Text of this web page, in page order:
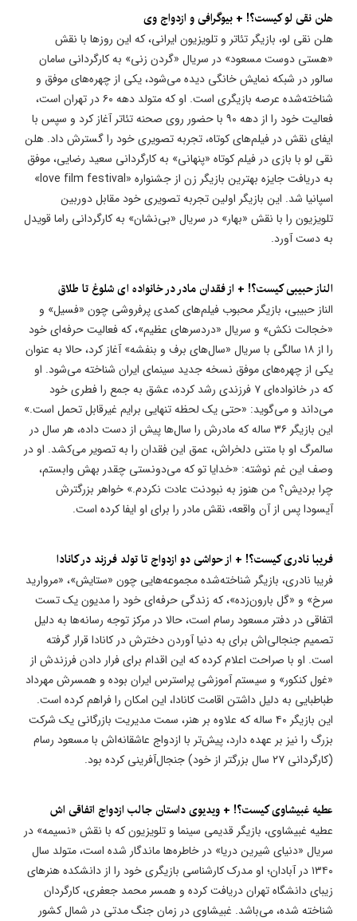
هلن نقی لو کیست؟! + بیوگرافی و ازدواج وی
هلن نقی لو، بازیگر تئاتر و تلویزیون ایرانی، که این روزها با نقش
«هستی دوست مسعود» در سریال «گردن زنی» به کارگردانی سامان
سالور در شبکه نمایش خانگی دیده می‌شود، یکی از چهره‌های موفق و
شناخته‌شده عرصه بازیگری است. او که متولد دهه ۶۰ در تهران است،
فعالیت خود را از دهه ۹۰ با حضور روی صحنه تئاتر آغاز کرد و سپس با
ایفای نقش در فیلم‌های کوتاه، تجربه تصویری خود را گسترش داد. هلن
نقی لو با بازی در فیلم کوتاه «پنهانی» به کارگردانی سعید رضایی، موفق
به دریافت جایزه بهترین بازیگر زن از جشنواره «love film festival»
اسپانیا شد. این بازیگر اولین تجربه تصویری خود مقابل دوربین
تلویزیون را با نقش «بهار» در سریال «بی‌نشان» به کارگردانی راما قویدل
به دست آورد.
الناز حبیبی کیست؟! + از فقدان مادر در خانواده ای شلوغ تا طلاق
الناز حبیبی، بازیگر محبوب فیلم‌های کمدی پرفروشی چون «فسیل» و
«خجالت نکش» و سریال «دردسرهای عظیم»، که فعالیت حرفه‌ای خود
را از ۱۸ سالگی با سریال «سال‌های برف و بنفشه» آغاز کرد، حالا به عنوان
یکی از چهره‌های موفق نسخه جدید سینمای ایران شناخته می‌شود. او
که در خانواده‌ای ۷ فرزندی رشد کرده، عشق به جمع را فطری خود
می‌داند و می‌گوید: «حتی یک لحظه تنهایی برایم غیرقابل تحمل است.»
این بازیگر ۳۶ ساله که مادرش را سال‌ها پیش از دست داده، هر سال در
سالمرگ او با متنی دلخراش، عمق این فقدان را به تصویر می‌کشد. او در
وصف این غم نوشته: «خدایا تو که می‌دونستی چقدر بهش وابستم،
چرا بردیش؟ من هنوز به نبودنت عادت نکردم.» خواهر بزرگترش
آیسودا پس از آن واقعه، نقش مادر را برای او ایفا کرده است.
فریبا نادری کیست؟! + از حواشی دو ازدواج تا تولد فرزند در کانادا
فریبا نادری، بازیگر شناخته‌شده مجموعه‌هایی چون «ستایش»، «مروارید
سرخ» و «گل بارون‌زده»، که زندگی حرفه‌ای خود را مدیون یک تست
اتفاقی در دفتر مسعود رسام است، حالا در مرکز توجه رسانه‌ها به دلیل
تصمیم جنجالی‌اش برای به دنیا آوردن دخترش در کانادا قرار گرفته
است. او با صراحت اعلام کرده که این اقدام برای فرار دادن فرزندش از
«غول کنکور» و سیستم آموزشی پراسترس ایران بوده و همسرش مهرداد
طباطبایی به دلیل داشتن اقامت کانادا، این امکان را فراهم کرده است.
این بازیگر ۴۰ ساله که علاوه بر هنر، سمت مدیریت بازرگانی یک شرکت
بزرگ را نیز بر عهده دارد، پیش‌تر با ازدواج عاشقانه‌اش با مسعود رسام
(کارگردانی ۲۷ سال بزرگتر از خود) جنجال‌آفرینی کرده بود.
عطیه غبیشاوی کیست؟! + ویدیوی داستان جالب ازدواج اتفاقی اش
عطیه غبیشاوی، بازیگر قدیمی سینما و تلویزیون که با نقش «نسیمه» در
سریال «دنیای شیرین دریا» در خاطره‌ها ماندگار شده است، متولد سال
۱۳۴۰ در آبادان؛ او مدرک کارشناسی بازیگری خود را از دانشکده هنرهای
زیبای دانشگاه تهران دریافت کرده و همسر محمد جعفری، کارگردان
شناخته شده، می‌باشد. غبیشاوی در زمان جنگ مدتی در شمال کشور